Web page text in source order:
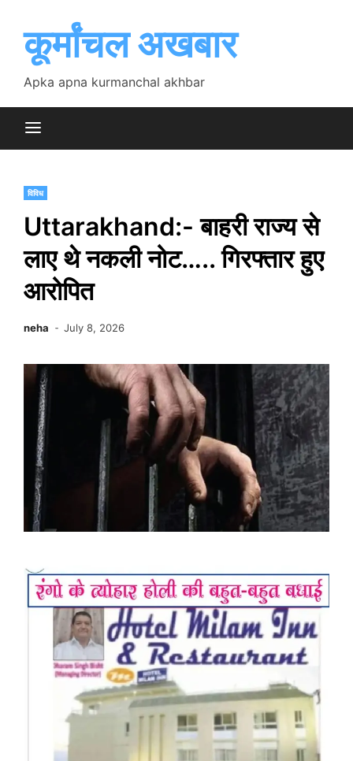
contentकूर्मांचल अखबार
Apka apna kurmanchal akhbar
विविध
Uttarakhand:- बाहरी राज्य से
लाए थे नकली नोट….. गिरफ्तार हुए
आरोपित
neha July 8, 2026